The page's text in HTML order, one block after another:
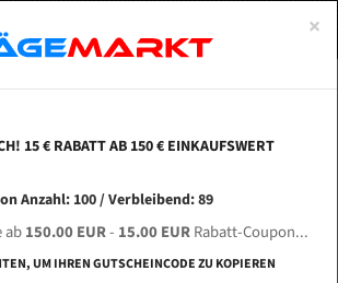
bitron 350 für 5250 mm Bi-Metall
Bandsägeblätter
×
15 € RABATT AB 150 € EINKAUFSWERT
Anzahl: 100 / Verbleibend: 89
ab150.00 EUR- 15.00 EURRabatt-Coupon...
UM IHREN GUTSCHEINCODE ZU KOPIEREN